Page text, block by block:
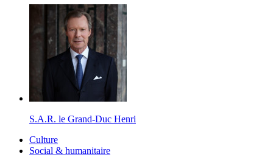
S.A.R. le Grand-Duc Henri
Culture
Social & humanitaire